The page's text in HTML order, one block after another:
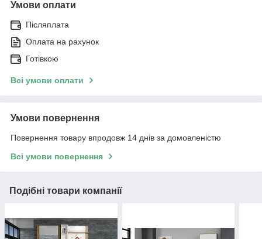
Умови оплати
Післяплата
Оплата на рахунок
Готівкою
Всі умови оплати
Умови повернення
Повернення товару впродовж 14 днів за домовленістю
Всі умови повернення
Подібні товари компанії